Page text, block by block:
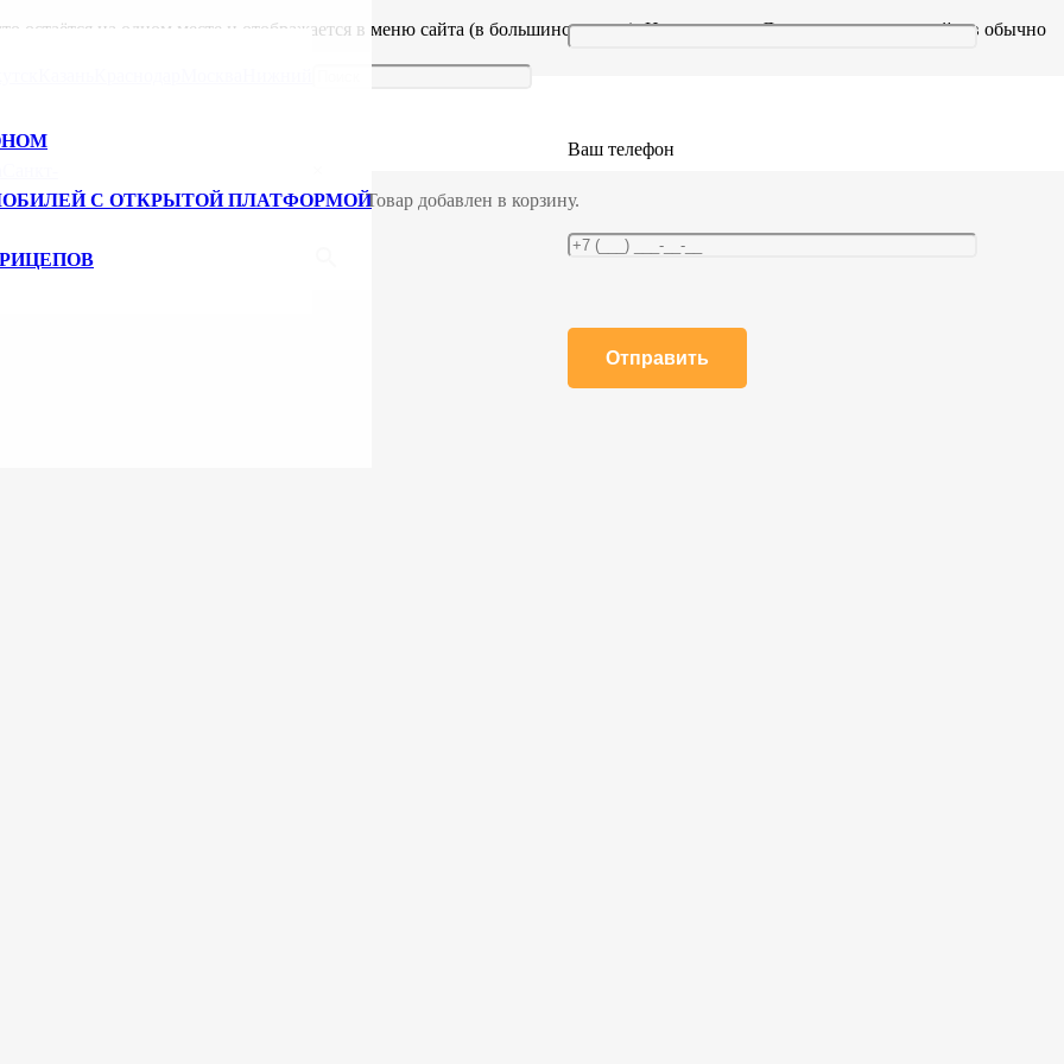
Ваш телефон
С ОТКРЫТОЙ ПЛАТФОРМОЙТовар добавлен в корзину.
остаётся на одном месте и отображается в меню сайта (в большинстве тем). На странице «Детали» владельцы сайтов обычно
Это мой блог. Я живу в Ростове-на-Дону, люблю своего пса Джека и пинаколаду. (И ещё попадать под дождь.)
пор производит качественные штучки. Компания находится в Готэм-сити, имеет штат из более чем 2000 сотрудников и